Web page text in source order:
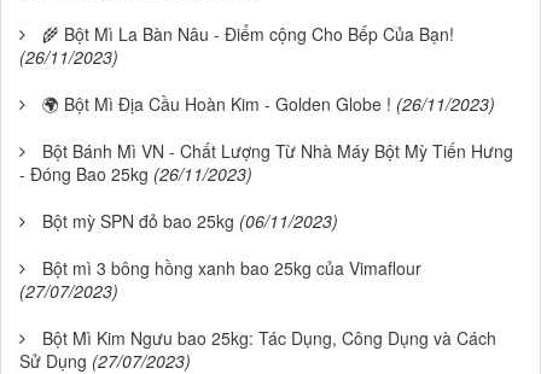
🌾 Bột Mì La Bàn Nâu - Điểm cộng Cho Bếp Của Bạn!
(26/11/2023)
🌍 Bột Mì Địa Cầu Hoàn Kim - Golden Globe ! (26/11/2023)
Bột Bánh Mì VN - Chất Lượng Từ Nhà Máy Bột Mỳ Tiến Hưng
- Đóng Bao 25kg (26/11/2023)
Bột mỳ SPN đỏ bao 25kg (06/11/2023)
Bột mì 3 bông hồng xanh bao 25kg của Vimaflour
(27/07/2023)
Bột Mì Kim Ngưu bao 25kg: Tác Dụng, Công Dụng và Cách
Sử Dụng (27/07/2023)